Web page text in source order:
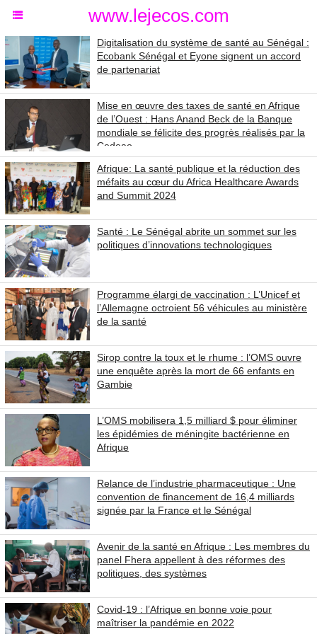
www.lejecos.com
Digitalisation du système de santé au Sénégal :
Ecobank Sénégal et Eyone signent un accord
de partenariat
Mise en œuvre des taxes de santé en Afrique
de l’Ouest : Hans Anand Beck de la Banque
mondiale se félicite des progrès réalisés par la
Cedeao
Afrique: La santé publique et la réduction des
méfaits au cœur du Africa Healthcare Awards
and Summit 2024
Santé : Le Sénégal abrite un sommet sur les
politiques d’innovations technologiques
Programme élargi de vaccination : L’Unicef et
l’Allemagne octroient 56 véhicules au ministère
de la santé
Sirop contre la toux et le rhume : l’OMS ouvre
une enquête après la mort de 66 enfants en
Gambie
L’OMS mobilisera 1,5 milliard $ pour éliminer
les épidémies de méningite bactérienne en
Afrique
Relance de l’industrie pharmaceutique : Une
convention de financement de 16,4 milliards
signée par la France et le Sénégal
Avenir de la santé en Afrique : Les membres du
panel Fhera appellent à des réformes des
politiques, des systèmes
Covid-19 : l’Afrique en bonne voie pour
maîtriser la pandémie en 2022